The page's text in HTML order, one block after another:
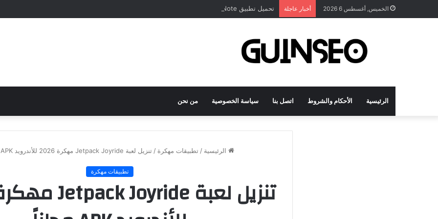
الخميس, أغسطس 6 2026 أخبار عاجلة تحميل تطبيق DrawNote مهكر 2026 النسخة المدفوعة للأندرويد مجاناً
الرئيسية الأحكام والشروط اتصل بنا سياسة الخصوصية من نحن
الرئيسية / تطبيقات مهكرة / تنزيل لعبة Jetpack Joyride مهكرة 2026 للأندرويد APK مجاناً
تطبيقات مهكرة